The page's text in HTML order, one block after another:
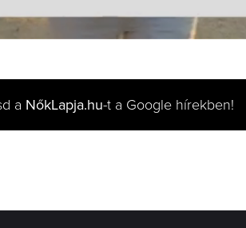
a NőkLapja.hu-t a Google hírekben!